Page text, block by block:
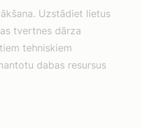
Uzstādiet lietus
tvertnes dārza
tehniskiem
dabas resursus